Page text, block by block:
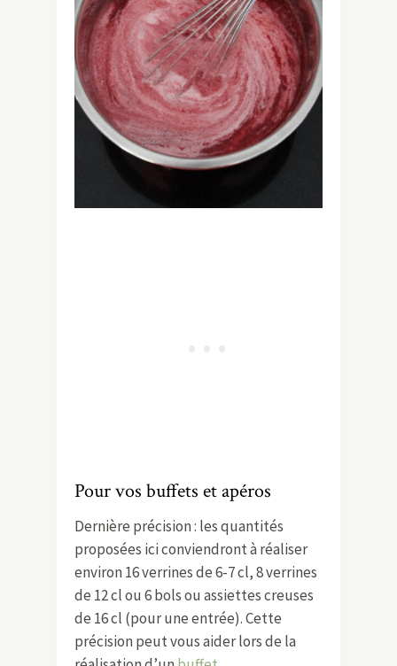
Pour vos buffets et apéros
Dernière précision : les quantités
proposées ici conviendront à réaliser
environ 16 verrines de 6-7 cl, 8 verrines
de 12 cl ou 6 bols ou assiettes creuses
de 16 cl (pour une entrée). Cette
précision peut vous aider lors de la